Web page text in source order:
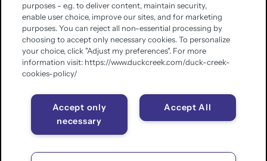
purposes - e.g. to deliver content, maintain security,
enable user choice, improve our sites, and for marketing
purposes. You can reject all non-essential processing by
choosing to accept only necessary cookies. To personalize
your choice, click "Adjust my preferences". For more
information visit: https://www.duckcreek.com/duck-creek-
cookies-policy/
Accept All
Accept only
necessary